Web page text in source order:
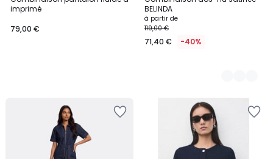
imprimé
79,00 €
BELINDA
à partir de
119,00 €
71,40 € -40%
Couleurs